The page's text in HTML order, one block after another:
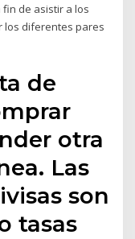
de asistir a los
los diferentes pares
de
otra
Las
son
tasas